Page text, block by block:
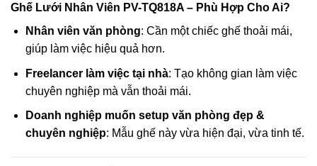
Ghế Lưới Nhân Viên PV-TQ818A – Phù Hợp Cho Ai?
Nhân viên văn phòng: Cần một chiếc ghế thoải mái,
giúp làm việc hiệu quả hơn.
Freelancer làm việc tại nhà: Tạo không gian làm việc
chuyên nghiệp mà vẫn thoải mái.
Doanh nghiệp muốn setup văn phòng đẹp &
chuyên nghiệp: Mẫu ghế này vừa hiện đại, vừa tinh tế.